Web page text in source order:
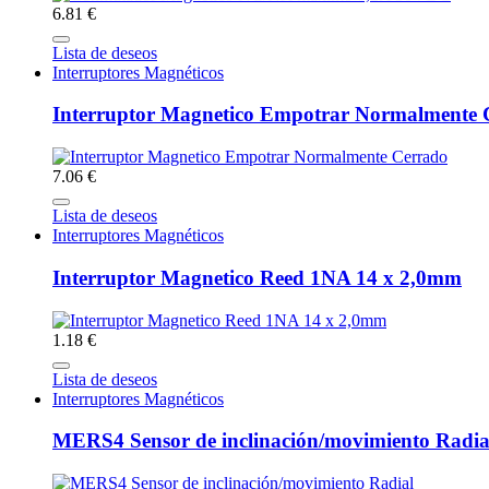
6.81 €
Lista de deseos
Interruptores Magnéticos
Interruptor Magnetico Empotrar Normalmente
7.06 €
Lista de deseos
Interruptores Magnéticos
Interruptor Magnetico Reed 1NA 14 x 2,0mm
1.18 €
Lista de deseos
Interruptores Magnéticos
MERS4 Sensor de inclinación/movimiento